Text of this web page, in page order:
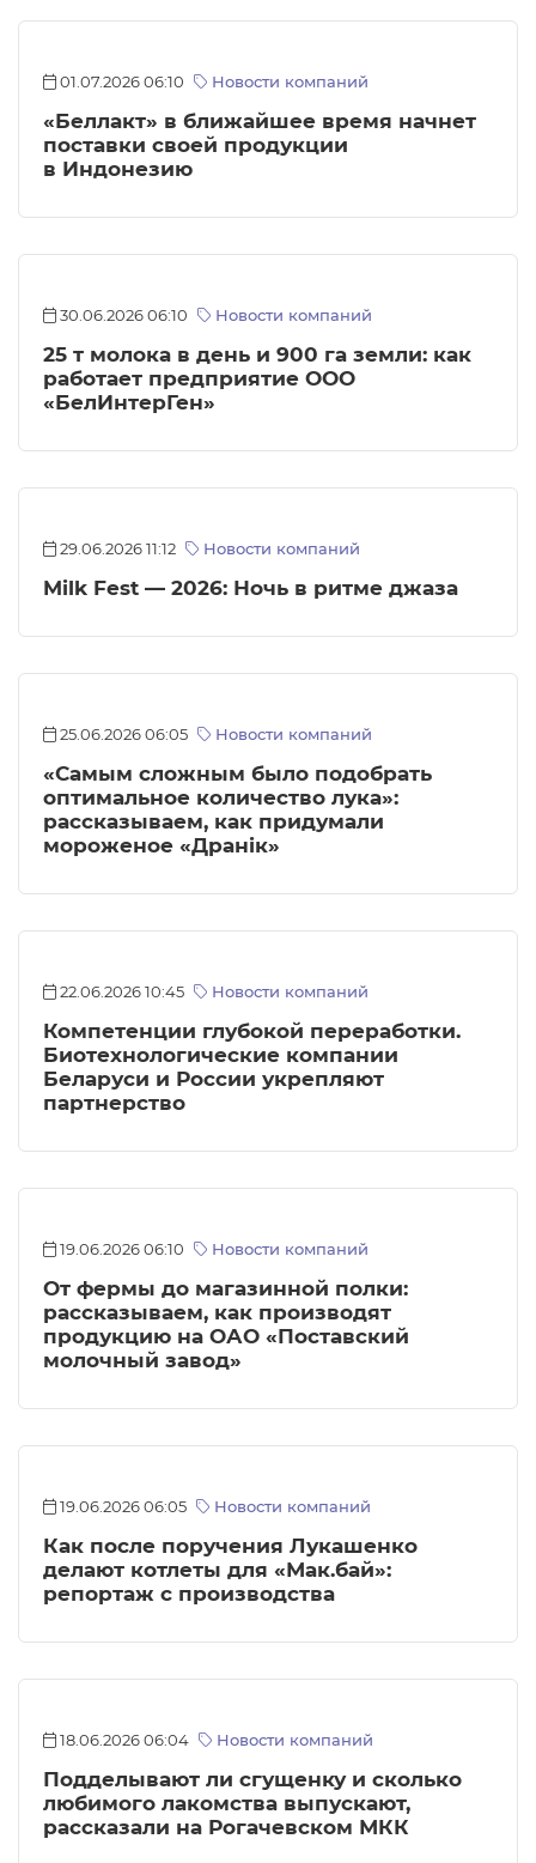
01.07.2026 06:10 Новости компаний
«Беллакт» в ближайшее время начнет
поставки своей продукции
в Индонезию
30.06.2026 06:10 Новости компаний
25 т молока в день и 900 га земли: как
работает предприятие ООО
«БелИнтерГен»
29.06.2026 11:12 Новости компаний
Milk Fest — 2026: Ночь в ритме джаза
25.06.2026 06:05 Новости компаний
«Самым сложным было подобрать
оптимальное количество лука»:
рассказываем, как придумали
мороженое «Дранiк»
22.06.2026 10:45 Новости компаний
Компетенции глубокой переработки.
Биотехнологические компании
Беларуси и России укрепляют
партнерство
19.06.2026 06:10 Новости компаний
От фермы до магазинной полки:
рассказываем, как производят
продукцию на ОАО «Поставский
молочный завод»
19.06.2026 06:05 Новости компаний
Как после поручения Лукашенко
делают котлеты для «Мак.бай»:
репортаж с производства
18.06.2026 06:04 Новости компаний
Подделывают ли сгущенку и сколько
любимого лакомства выпускают,
рассказали на Рогачевском МКК